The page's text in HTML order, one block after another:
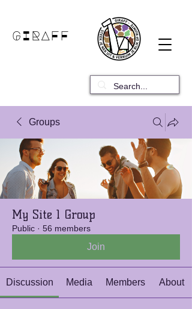
GIRAFF
Groups
My Site 1 Group
Public · 56 members
Join
Discussion Media Members About